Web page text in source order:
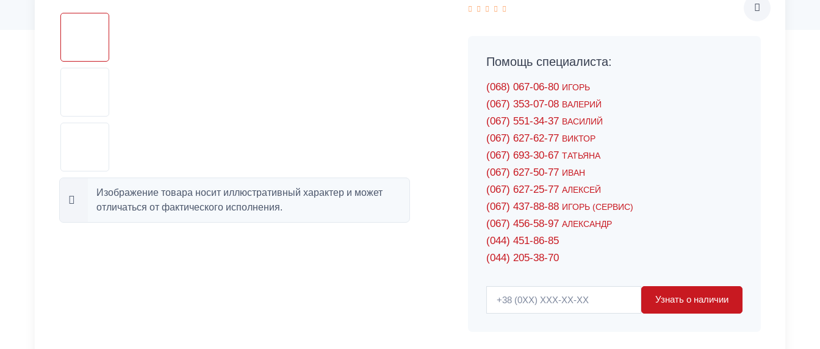
Изображение товара носит иллюстративный характер и может
отличаться от фактического исполнения.
Помощь специалиста:
(068) 067-06-80 ИГОРЬ
(067) 353-07-08 ВАЛЕРИЙ
(067) 551-34-37 ВАСИЛИЙ
(067) 627-62-77 ВИКТОР
(067) 693-30-67 ТАТЬЯНА
(067) 627-50-77 ИВАН
(067) 627-25-77 АЛЕКСЕЙ
(067) 437-88-88 ИГОРЬ (СЕРВИС)
(067) 456-58-97 АЛЕКСАНДР
(044) 451-86-85
(044) 205-38-70
Узнать о наличии